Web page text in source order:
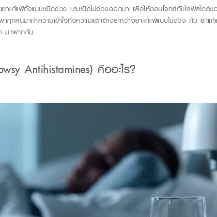
าแก้แพ้ทั้งแบบชนิดง่วง และชนิดไม่ง่วงออกมา เพื่อให้ตอบโจทย์กับไลฟ์สไตล์
าทุกคนมาทำความเข้าใจถึงความแตกต่างระหว่างยาแก้แพ้แบบไม่ง่วง กับ ยา
มาฝากกัน
Antihistamines) คืออะไร?